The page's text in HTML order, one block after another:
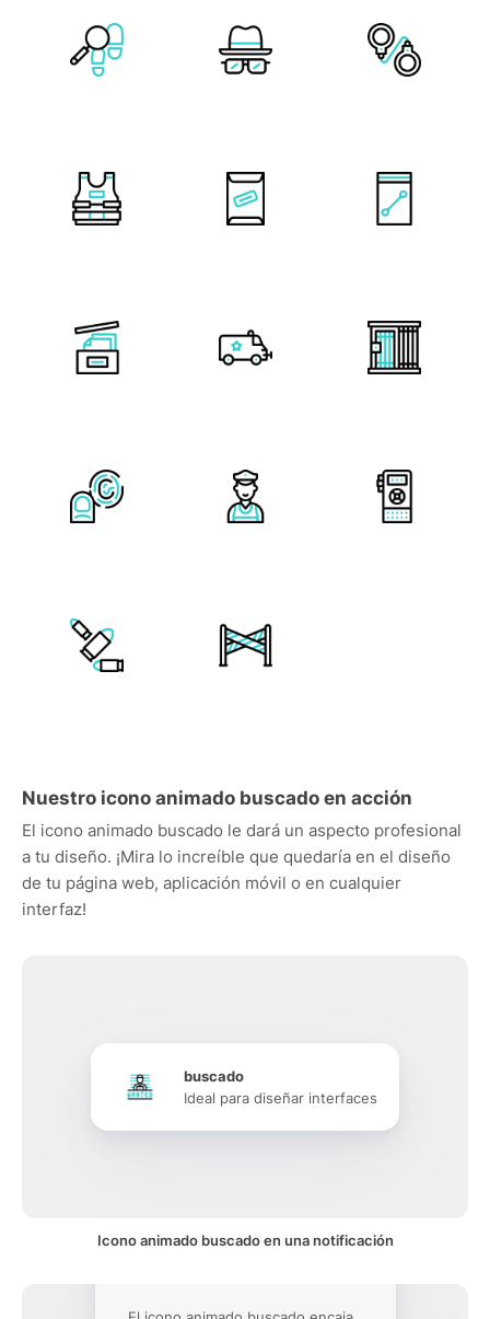
Nuestro icono animado buscado en acción
El icono animado buscado le dará un aspecto profesional
a tu diseño. ¡Mira lo increíble que quedaría en el diseño
de tu página web, aplicación móvil o en cualquier
interfaz!
buscado
Ideal para diseñar interfaces
Icono animado buscado en una notificación